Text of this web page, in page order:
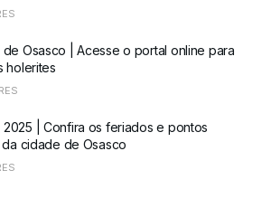
Osasco | Acesse o portal online para
holerites
| Confira os feriados e pontos
cidade de Osasco